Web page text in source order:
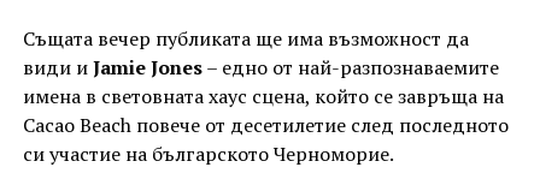
Същата вечер публиката ще има възможност да
види иJamie Jones– едно от най-разпознаваемите
имена в световната хаус сцена, който се завръща на
Cacao Beach повече от десетилетие след последното
си участие на българското Черноморие.